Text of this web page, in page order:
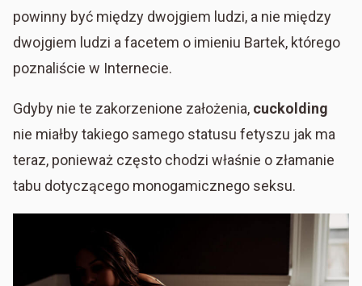
powinny być między dwojgiem ludzi, a nie między
dwojgiem ludzi a facetem o imieniu Bartek, którego
poznaliście w Internecie.
Gdyby nie te zakorzenione założenia, cuckolding
nie miałby takiego samego statusu fetyszu jak ma
teraz, ponieważ często chodzi właśnie o złamanie
tabu dotyczącego monogamicznego seksu.